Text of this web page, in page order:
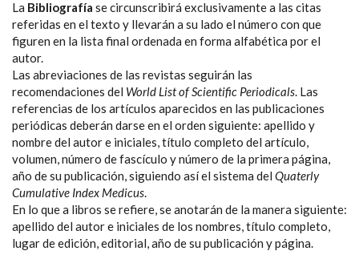
La Bibliografía se circunscribirá exclusivamente a las citas
referidas en el texto y llevarán a su lado el número con que
figuren en la lista final ordenada en forma alfabética por el
autor.
Las abreviaciones de las revistas seguirán las
recomendaciones del World List of Scientific Periodicals. Las
referencias de los artículos aparecidos en las publicaciones
periódicas deberán darse en el orden siguiente: apellido y
nombre del autor e iniciales, título completo del artículo,
volumen, número de fascículo y número de la primera página,
año de su publicación, siguiendo así el sistema del Quaterly
Cumulative Index Medicus.
En lo que a libros se refiere, se anotarán de la manera siguiente:
apellido del autor e iniciales de los nombres, título completo,
lugar de edición, editorial, año de su publicación y página.